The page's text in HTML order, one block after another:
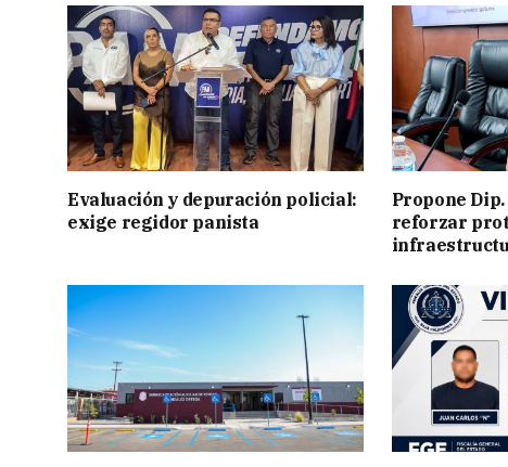
Evaluación y depuración policial:
exige regidor panista
Propone
reforzar